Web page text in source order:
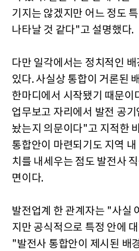
기지는 않겠지만 어느 정도
나타날 것 같다"고 설명했다.
다만 일각에서는 정치적인
있다. 사실상 통합이 거론된
한마디에서 시작됐기 때문이
업무보고 자리에서 발전 공
놨는지 의문이다"고 지적한
통합안이 마련되기도 지역
치를 내세우는 점도 발전사
면이다.
발전업계 한 관계자는 "사실
지만 공식적으로 특정 안에
"발전사 통합안이 제시된 배